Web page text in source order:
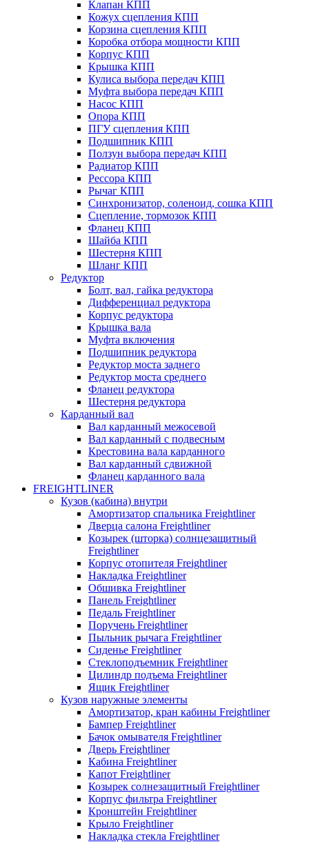
Клапан КПП
Кожух сцепления КПП
Корзина сцепления КПП
Коробка отбора мощности КПП
Корпус КПП
Крышка КПП
Кулиса выбора передач КПП
Муфта выбора передач КПП
Насос КПП
Опора КПП
ПГУ сцепления КПП
Подшипник КПП
Ползун выбора передач КПП
Радиатор КПП
Рессора КПП
Рычаг КПП
Синхронизатор, соленоид, сошка КПП
Сцепление, тормозок КПП
Фланец КПП
Шайба КПП
Шестерня КПП
Шланг КПП
Редуктор
Болт, вал, гайка редуктора
Дифференциал редуктора
Корпус редуктора
Крышка вала
Муфта включения
Подшипник редуктора
Редуктор моста заднего
Редуктор моста среднего
Фланец редуктора
Шестерня редуктора
Карданный вал
Вал карданный межосевой
Вал карданный с подвесным
Крестовина вала карданного
Вал карданный сдвижной
Фланец карданного вала
FREIGHTLINER
Кузов (кабина) внутри
Амортизатор спальника Freightliner
Дверца салона Freightliner
Козырек (шторка) солнцезащитный
Freightliner
Корпус отопителя Freightliner
Накладка Freightliner
Обшивка Freightliner
Панель Freightliner
Педаль Freightliner
Поручень Freightliner
Пыльник рычага Freightliner
Сиденье Freightliner
Стеклоподъемник Freightliner
Цилиндр подъема Freightliner
Ящик Freightliner
Кузов наружные элементы
Амортизатор, кран кабины Freightliner
Бампер Freightliner
Бачок омывателя Freightliner
Дверь Freightliner
Кабина Freightliner
Капот Freightliner
Козырек солнезащитный Freightliner
Корпус фильтра Freightliner
Кронштейн Freightliner
Крыло Freightliner
Накладка стекла Freightliner